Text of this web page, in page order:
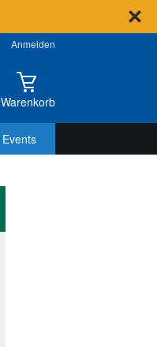
Anmelden
Warenkorb
Events